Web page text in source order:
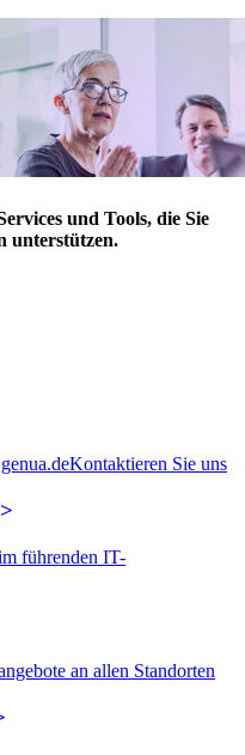
und Tools, die Sie
unterstützen.
Kontaktieren Sie uns
führenden IT-
an allen Standorten